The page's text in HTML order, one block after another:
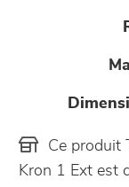
Ce produit
Kron 1 Ext est